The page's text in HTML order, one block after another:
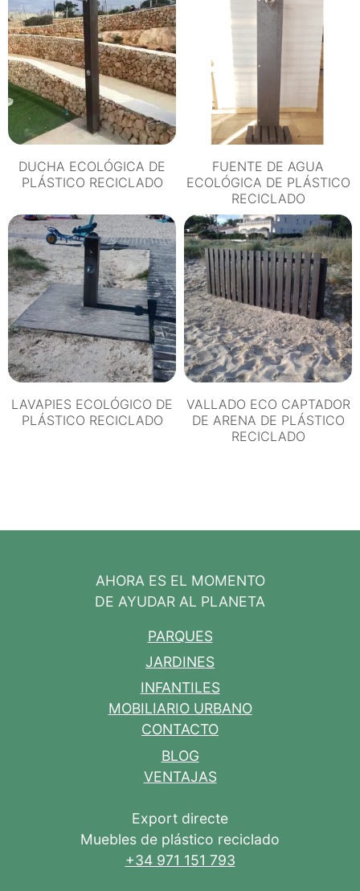
DUCHA ECOLÓGICA DE
PLÁSTICO RECICLADO
FUENTE DE AGUA
ECOLÓGICA DE PLÁSTICO
RECICLADO
LAVAPIES ECOLÓGICO DE
PLÁSTICO RECICLADO
VALLADO ECO CAPTADOR
DE ARENA DE PLÁSTICO
RECICLADO
AHORA ES EL MOMENTO
DE AYUDAR AL PLANETA
PARQUES
JARDINES
INFANTILES
MOBILIARIO URBANO
CONTACTO
BLOG
VENTAJAS
Export directe
Muebles de plástico reciclado
+34 971 151 793